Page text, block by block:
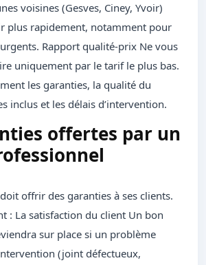
voisines (Gesves, Ciney, Yvoir)
plus rapidement, notamment pour
Rapport qualité-prix Ne vous
uniquement par le tarif le plus bas.
les garanties, la qualité du
inclus et les délais d’intervention.
offertes par un
offrir des garanties à ses clients.
: La satisfaction du client Un bon
sur place si un problème
(joint défectueux,